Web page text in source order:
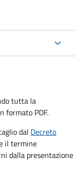
tutta la
formato PDF.
dal Decreto
il termine
dalla presentazione